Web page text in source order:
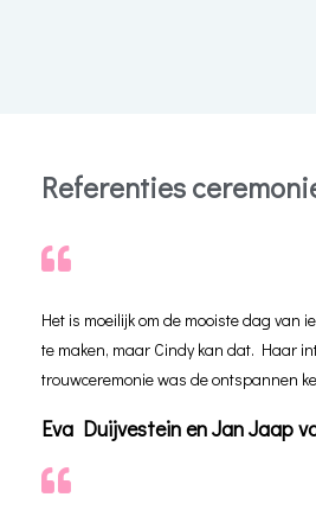
Referenties
Het is moeilijk om de mooiste dag van
te maken, maar Cindy kan dat. Haar
trouwceremonie was de ontspannen
Eva Duijvestein en Jan Jaap